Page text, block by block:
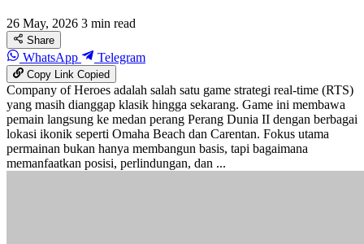
26 May, 2026 3 min read
Share
WhatsApp Telegram
Copy LinkCopied
Company of Heroes adalah salah satu game strategi real-time (RTS)
yang masih dianggap klasik hingga sekarang. Game ini membawa
pemain langsung ke medan perang Perang Dunia II dengan berbagai
lokasi ikonik seperti Omaha Beach dan Carentan. Fokus utama
permainan bukan hanya membangun basis, tapi bagaimana
memanfaatkan posisi, perlindungan, dan ...